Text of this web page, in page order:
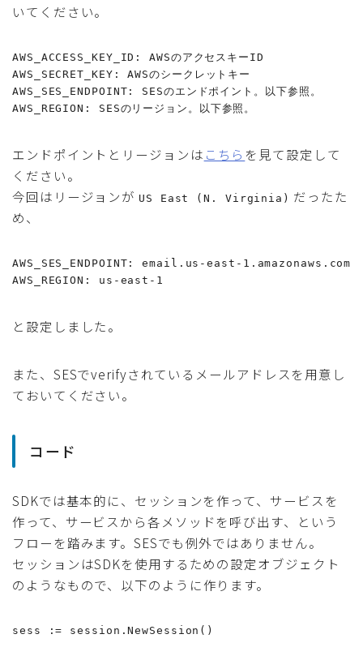
いてください。
AWS_ACCESS_KEY_ID: AWSのアクセスキーID
AWS_SECRET_KEY: AWSのシークレットキー
AWS_SES_ENDPOINT: SESのエンドポイント。以下参照。
AWS_REGION: SESのリージョン。以下参照。
エンドポイントとリージョンは こちら を見て設定して
ください。
今回はリージョンが US East (N. Virginia) だったた
め、
AWS_SES_ENDPOINT: email.us-east-1.amazonaws.com
AWS_REGION: us-east-1
と設定しました。
また、SESでverifyされているメールアドレスを用意し
ておいてください。
コード
SDKでは基本的に、セッションを作って、サービスを
作って、サービスから各メソッドを呼び出す、という
フローを踏みます。SESでも例外ではありません。
セッションはSDKを使用するための設定オブジェクト
のようなもので、以下のように作ります。
sess := session.NewSession()